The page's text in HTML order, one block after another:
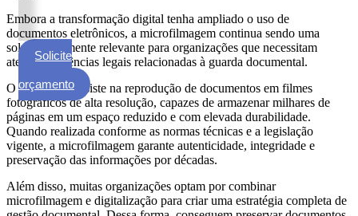
de
Documentos
Microfilmagem
Documentos
Guarda
de
Documentos
Conversão
de
Mídias
Solicite
orçamento
Embora a transformação digital tenha ampliado o uso de
documentos eletrônicos, a microfilmagem continua sendo uma
solução altamente relevante para organizações que necessitam
atender exigências legais relacionadas à guarda documental.
O processo consiste na reprodução de documentos em filmes
fotográficos de alta resolução, capazes de armazenar milhares de
páginas em um espaço reduzido e com elevada durabilidade.
Quando realizada conforme as normas técnicas e a legislação
vigente, a microfilmagem garante autenticidade, integridade e
preservação das informações por décadas.
Além disso, muitas organizações optam por combinar
microfilmagem e digitalização para criar uma estratégia completa de